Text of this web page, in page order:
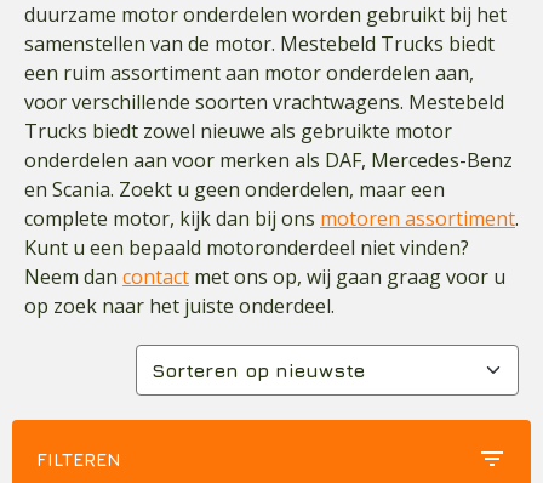
duurzame motor onderdelen worden gebruikt bij het
samenstellen van de motor. Mestebeld Trucks biedt
een ruim assortiment aan motor onderdelen aan,
voor verschillende soorten vrachtwagens. Mestebeld
Trucks biedt zowel nieuwe als gebruikte motor
onderdelen aan voor merken als DAF, Mercedes-Benz
en Scania. Zoekt u geen onderdelen, maar een
complete motor, kijk dan bij ons motoren assortiment.
Kunt u een bepaald motoronderdeel niet vinden?
Neem dan contact met ons op, wij gaan graag voor u
op zoek naar het juiste onderdeel.
FILTEREN filter_list